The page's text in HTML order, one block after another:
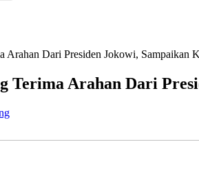
Arahan Dari Presiden Jokowi, Sampaikan
Terima Arahan Dari